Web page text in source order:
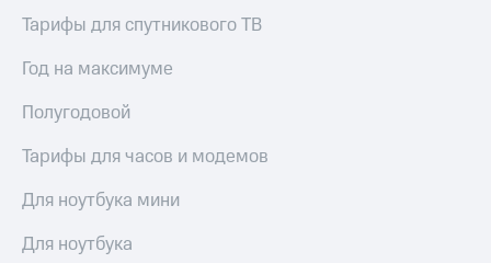
Тарифы для спутникового ТВ
Год на максимуме
Полугодовой
Тарифы для часов и модемов
Для ноутбука мини
Для ноутбука